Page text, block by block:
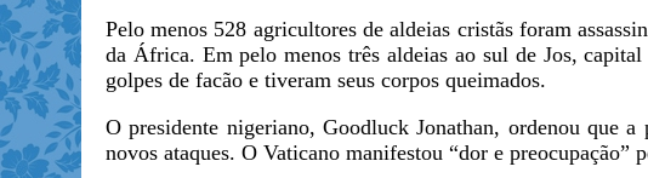
Pelo menos 528 agricultores de aldeias cristãs foram
da África. Em pelo menos três aldeias ao sul de Jos,
golpes de facão e tiveram seus corpos queimados.
O presidente nigeriano, Goodluck Jonathan, ordenou que
novos ataques. O Vaticano manifestou “dor e preocupação”